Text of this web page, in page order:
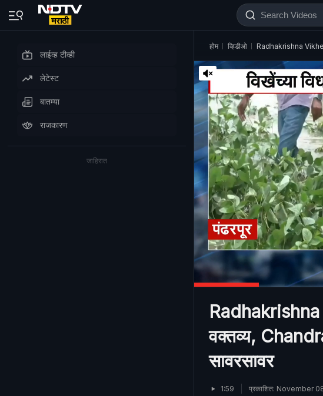
लाईव्ह टीव्ही
लेटेस्ट
बातम्या
राजकारण
जाहिरात
होम व्हिडीओ Radhakrishna Vikhe
Radhakrishna
वक्तव्य,
सावरसावर
1:59 प्रकाशित: November